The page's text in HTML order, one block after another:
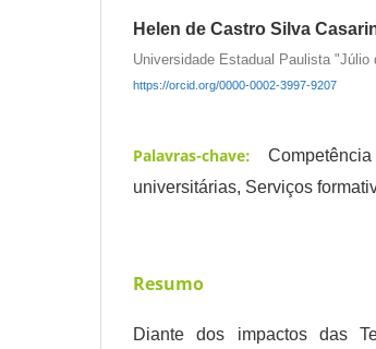
Helen de Castro Silva
Universidade Estadual Paulista
https://orcid.org/0000-0002-3997-9207
Palavras-chave:
universitárias, Serviços
Resumo
Diante dos impactos das